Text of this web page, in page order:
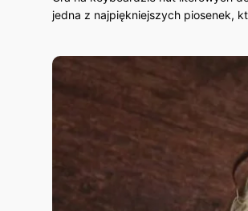
jedna z najpiękniejszych piosenek,